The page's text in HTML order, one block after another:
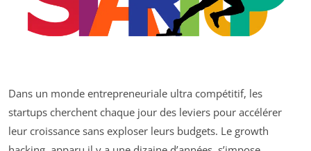
Dans un monde entrepreneuriale ultra compétitif, les
startups cherchent chaque jour des leviers pour accélérer
leur croissance sans exploser leurs budgets. Le growth